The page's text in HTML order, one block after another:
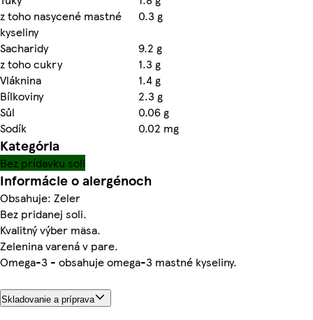
z toho nasycené mastné
kyseliny
0.3 g
Sacharidy
9.2 g
z toho cukry
1.3 g
Vláknina
1.4 g
Bílkoviny
2.3 g
Sůl
0.06 g
Sodík
0.02 mg
Kategória
Bez prídavku soli
Informácie o alergénoch
Obsahuje: Zeler
Bez pridanej soli.
Kvalitný výber mäsa.
Zelenina varená v pare.
Omega-3 - obsahuje omega-3 mastné kyseliny.
Skladovanie a príprava